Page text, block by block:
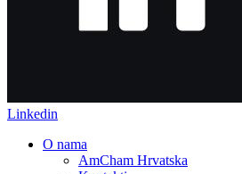
Linkedin
O nama
AmCham Hrvatska